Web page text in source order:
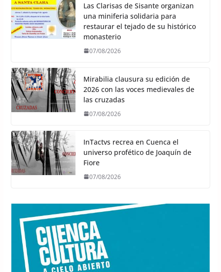
Las Clarisas de Sisante organizan
una miniferia solidaria para
restaurar el tejado de su histórico
monasterio
07/08/2026
Mirabilia clausura su edición de
2026 con las voces medievales de
las cruzadas
07/08/2026
InTactvs recrea en Cuenca el
universo profético de Joaquín de
Fiore
07/08/2026